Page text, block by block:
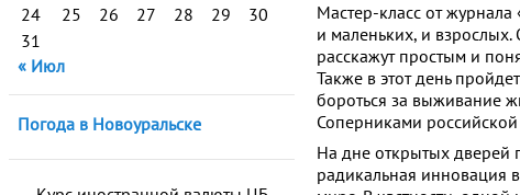
24
25 26 27 28 29
30
31
« Июл
Погода в Новоуральске
Мастер-класс от
и маленьких, и
расскажут простым и
Также в этот день
бороться за выживание
Соперниками
На дне открытых дверей
радикальная инновация